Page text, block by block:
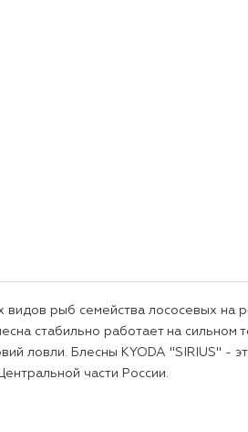
рыб семейства лососевых на
стабильно работает на
ловли. Блесны KYODA "SIRIUS" -
части России.